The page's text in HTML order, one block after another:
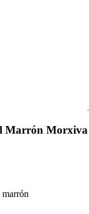
Marrón Morxiva
marrón